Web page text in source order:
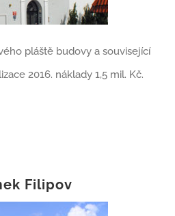
pláště budovy a související
2016. náklady 1,5 mil. Kč.
Filipov